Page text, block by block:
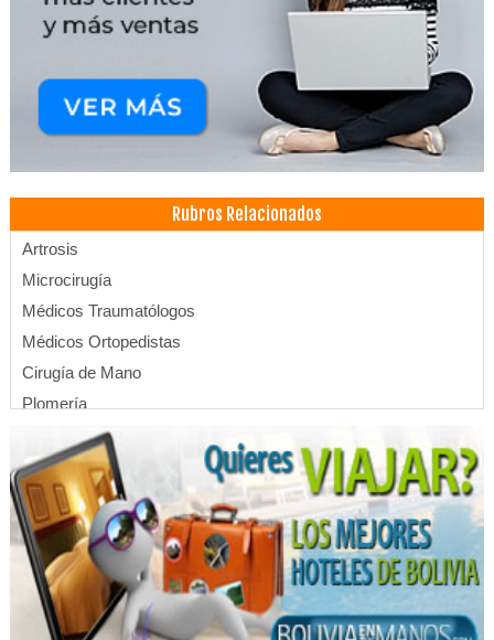
Rubros Relacionados
Artrosis
Microcirugía
Médicos Traumatólogos
Médicos Ortopedistas
Cirugía de Mano
Plomería
Tubos Estructurales
Tuberías de PVC
Profesionales
Granjas avícolas
Impresión Digital
Impresión offset
Almacenaje